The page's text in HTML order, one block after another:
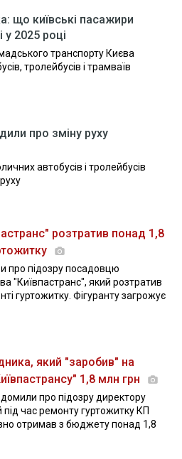
що київські пасажири
у 2025 році
транспорту Києва
тролейбусів і трамваїв
про зміну руху
автобусів і тролейбусів
розтратив понад 1,8
про підозру посадовцю
"Київпастранс", який розтратив
гуртожитку. Фігуранту загрожує
який "заробив" на
1,8 млн грн
про підозру директору
під час ремонту гуртожитку КП
отримав з бюджету понад 1,8